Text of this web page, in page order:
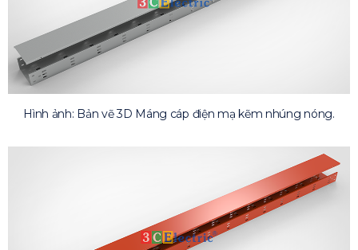
Hình ảnh: Bản vẽ 3D Máng cáp điện mạ kẽm nhúng nóng.